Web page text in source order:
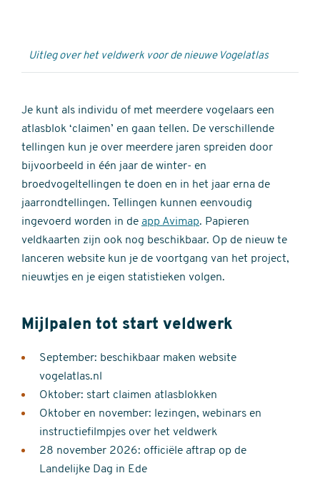
Uitleg over het veldwerk voor de nieuwe Vogelatlas
Je kunt als individu of met meerdere vogelaars een
atlasblok ‘claimen’ en gaan tellen. De verschillende
tellingen kun je over meerdere jaren spreiden door
bijvoorbeeld in één jaar de winter- en
broedvogeltellingen te doen en in het jaar erna de
jaarrondtellingen. Tellingen kunnen eenvoudig
ingevoerd worden in de app Avimap. Papieren
veldkaarten zijn ook nog beschikbaar. Op de nieuw te
lanceren website kun je de voortgang van het project,
nieuwtjes en je eigen statistieken volgen.
Mijlpalen tot start veldwerk
September: beschikbaar maken website
vogelatlas.nl
Oktober: start claimen atlasblokken
Oktober en november: lezingen, webinars en
instructiefilmpjes over het veldwerk
28 november 2026: officiële aftrap op de
Landelijke Dag in Ede